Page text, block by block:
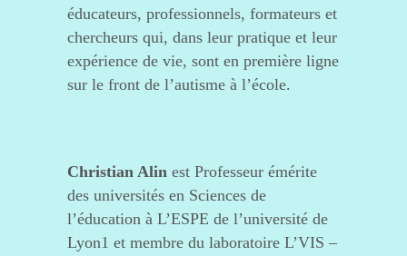
éducateurs, professionnels, formateurs et
chercheurs qui, dans leur pratique et leur
expérience de vie, sont en première ligne
sur le front de l’autisme à l’école.
Christian Alin est Professeur émérite
des universités en Sciences de
l’éducation à L’ESPE de l’université de
Lyon1 et membre du laboratoire L’VIS –